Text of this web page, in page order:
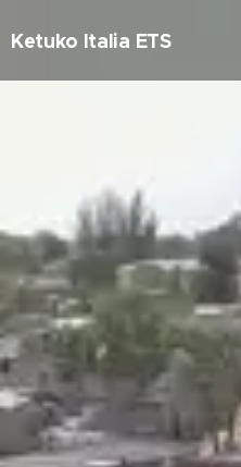
Ketuko Italia ETS